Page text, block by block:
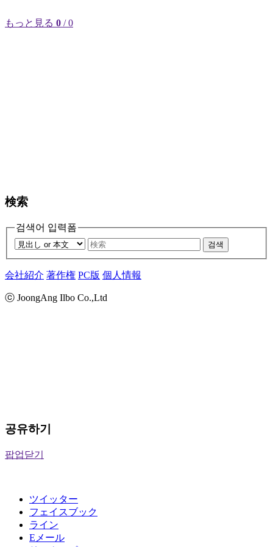
もっと見る 0 / 0
検索
검색어 입력폼
검색
会社紹介 著作権 PC版 個人情報
ⓒ JoongAng Ilbo Co.,Ltd
공유하기
팝업닫기
ツイッター
フェイスブック
ライン
Eメール